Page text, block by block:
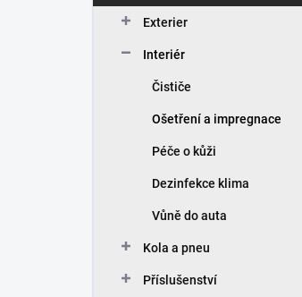
n
kategorie
Exterier
Interiér
Čističe
Ošetření a impregnace
Péče o kůži
Dezinfekce klima
Vůně do auta
Kola a pneu
Příslušenství